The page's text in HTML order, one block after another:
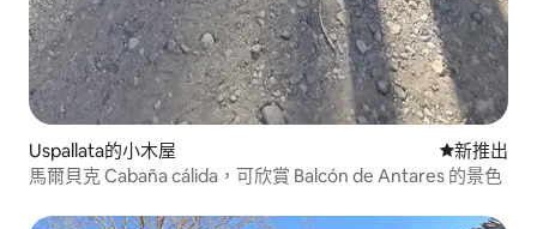
Uspallata的小木屋 新住處
新推出
馬爾貝克 Cabaña cálida，可欣賞 Balcón de Antares 的景色